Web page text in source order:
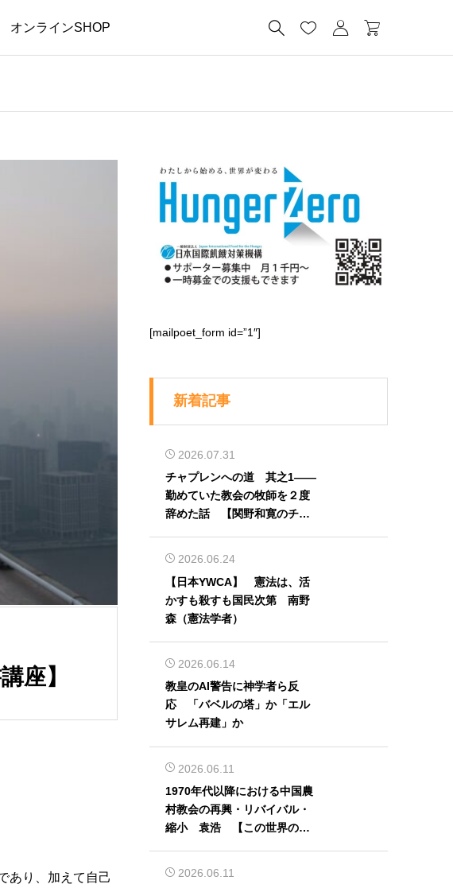
オンラインSHOP    
座】
あり、加えて自己
[mailpoet_form id=”1″]
新着記事
2026.07.31
チャプレンへの道 其之1――
勤めていた教会の牧師を２度
辞めた話 【関野和寛のチャ
2026.06.24
【日本YWCA】 憲法は、活
かすも殺すも国民次第 南野
森（憲法学者）
2026.06.14
教皇のAI警告に神学者ら反
応 「バベルの塔」か「エル
サレム再建」か
2026.06.11
1970年代以降における中国農
村教会の再興・リバイバル・
縮小 袁浩 【この世界の片
2026.06.11